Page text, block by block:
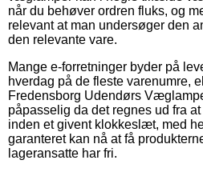
når du behøver ordren fluks, og
relevant at man undersøger den
den relevante vare.
Mange e-forretninger byder på
hverdag på de fleste varenumre,
Fredensborg Udendørs
påpasselig da det regnes ud fra
inden et givent klokkeslæt, med
garanteret kan nå at få
lageransatte har fri.